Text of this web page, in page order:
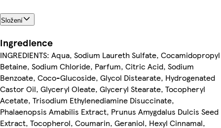
Složení
Ingredience
INGREDIENTS: Aqua, Sodium Laureth Sulfate, Cocamidopropyl
Betaine, Sodium Chloride, Parfum, Citric Acid, Sodium
Benzoate, Coco-Glucoside, Glycol Distearate, Hydrogenated
Castor Oil, Glyceryl Oleate, Glyceryl Stearate, Tocopheryl
Acetate, Trisodium Ethylenediamine Disuccinate,
Phalaenopsis Amabilis Extract, Prunus Amygdalus Dulcis Seed
Extract, Tocopherol, Coumarin, Geraniol, Hexyl Cinnamal,